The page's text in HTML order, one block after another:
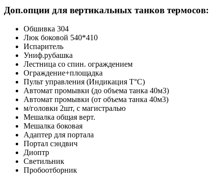
Доп.опции для вертикальных танков термосов:
Обшивка 304
Люк боковой 540*410
Испаритель
Униф.рубашка
Лестница со спин. ограждением
Ограждение+площадка
Пульт управления (Индикация Т°С)
Автомат промывки (до объема танка 40м3)
Автомат промывки (от объема танка 40м3)
м/головки 2шт, с магистралью
Мешалка общая верт.
Мешалка боковая
Адаптер для портала
Портал сэндвич
Диоптр
Светильник
Пробоотборник